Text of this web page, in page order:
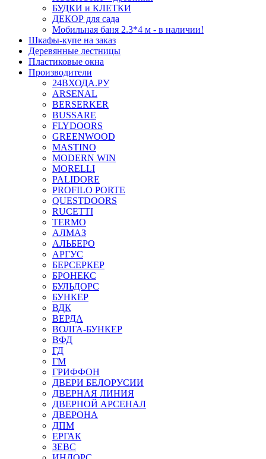
БУДКИ и КЛЕТКИ
ДЕКОР для сада
Мобильная баня 2.3*4 м - в наличии!
Шкафы-купе на заказ
Деревянные лестницы
Пластиковые окна
Производители
24ВХОДА.РУ
ARSENAL
BERSERKER
BUSSARE
FLYDOORS
GREENWOOD
MASTINO
MODERN WIN
MORELLI
PALIDORE
PROFILO PORTE
QUESTDOORS
RUCETTI
TERMO
АЛМАЗ
АЛЬБЕРО
АРГУС
БЕРСЕРКЕР
БРОНЕКС
БУЛЬДОРС
БУНКЕР
ВДК
ВЕРДА
ВОЛГА-БУНКЕР
ВФД
ГД
ГМ
ГРИФФОН
ДВЕРИ БЕЛОРУСИИ
ДВЕРНАЯ ЛИНИЯ
ДВЕРНОЙ АРСЕНАЛ
ДВЕРОНА
ДПМ
ЕРГАК
ЗЕВС